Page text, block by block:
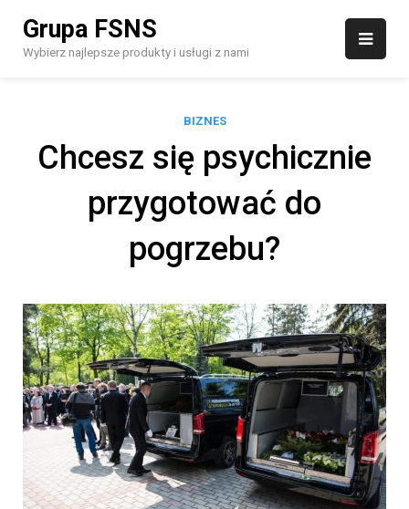
content
Grupa FSNS
Wybierz najlepsze produkty i usługi z nami
BIZNES
Chcesz się psychicznie
przygotować do
pogrzebu?